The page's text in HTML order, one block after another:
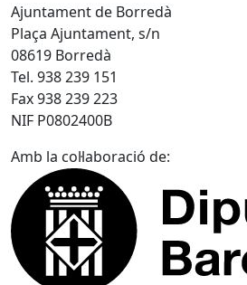
Ajuntament de Borredà
Plaça Ajuntament, s/n
08619 Borredà
Tel. 938 239 151
Fax 938 239 223
NIF P0802400B
Amb la col·laboració de: